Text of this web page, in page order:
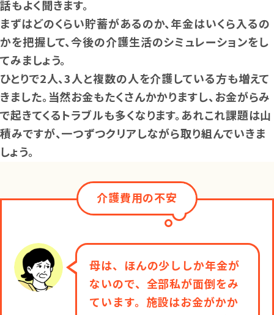
話もよく聞きます。
まずはどのくらい貯蓄があるのか、年金はいくら入るの
かを把握して、今後の介護生活のシミュレーションをし
てみましょう。
ひとりで2人、3人と複数の人を介護している方も増えて
きました。当然お金もたくさんかかりますし、お金がらみ
で起きてくるトラブルも多くなります。あれこれ課題は山
積みですが、一つずつクリアしながら取り組んでいきま
しょう。
介護費用の不安
母は、ほんの少ししか年金が
ないので、全部私が面倒をみ
ています。施設はお金がかか